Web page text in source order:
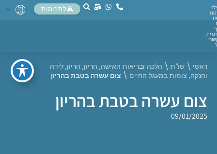
לתרומות
ראשי \ שו"ת \ הלכה ובריאות האישה, הריון, הריון, לידה
והנקה, צומות במעגל החיים \ צום עשרה בטבת בהריון
צום עשרה בטבת בהריון
09/01/2025